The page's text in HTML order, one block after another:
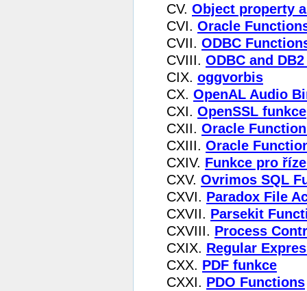
CV. Object property
CVI. Oracle
CVII. ODBC
CVIII. ODBC and
CIX. oggvorbis
CX. OpenAL Audio
CXI. OpenSSL funkce
CXII. Oracle
CXIII. Oracle
CXIV. Funkce pro
CXV. Ovrimos SQL
CXVI. Paradox File
CXVII. Parsekit
CXVIII. Process
CXIX. Regular
CXX. PDF funkce
CXXI. PDO Functions